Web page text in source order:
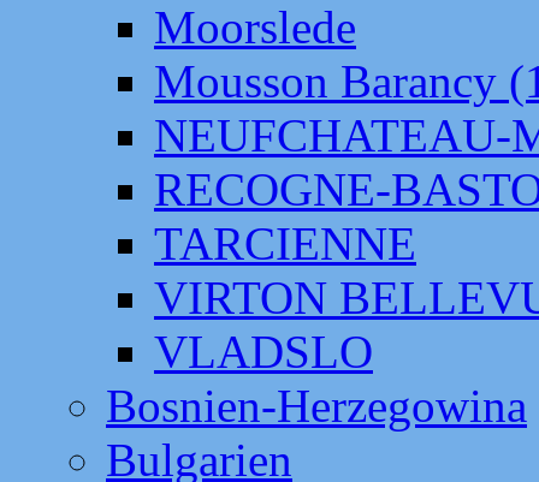
Moorslede
Mousson Barancy
NEUFCHATEAU-
RECOGNE-
TARCIENNE
VIRTON
VLADSLO
Bosnien-Herzegowina
Bulgarien